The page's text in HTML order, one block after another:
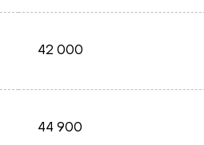
42 000
44 900